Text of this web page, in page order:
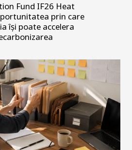
Fund IF26 Heat
prin care
își poate accelera